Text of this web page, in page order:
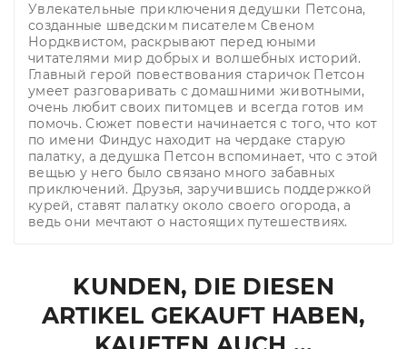
Увлекательные приключения дедушки Петсона,
созданные шведским писателем Свеном
Нордквистом, раскрывают перед юными
читателями мир добрых и волшебных историй.
Главный герой повествования старичок Петсон
умеет разговаривать с домашними животными,
очень любит своих питомцев и всегда готов им
помочь. Сюжет повести начинается с того, что кот
по имени Финдус находит на чердаке старую
палатку, а дедушка Петсон вспоминает, что с этой
вещью у него было связано много забавных
приключений. Друзья, заручившись поддержкой
курей, ставят палатку около своего огорода, а
ведь они мечтают о настоящих путешествиях.
KUNDEN, DIE DIESEN
ARTIKEL GEKAUFT HABEN,